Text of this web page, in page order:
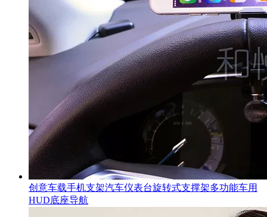
创意车载手机支架汽车仪表台旋转式支撑架多功能车用
HUD底座导航